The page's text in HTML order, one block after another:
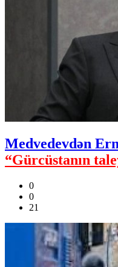
Medvedevdən
“Gürcüstanın
0
0
21